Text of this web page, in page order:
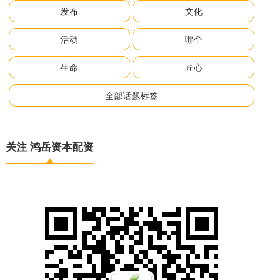
发布 文化
活动 哪个
生命 匠心
全部话题标签
关注 鸿岳资本配资